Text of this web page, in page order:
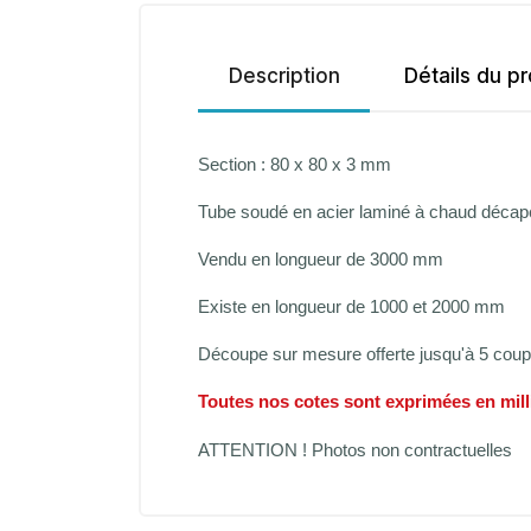
Description Détails du
Section : 80 x 80 x 3 mm
Tube soudé en acier laminé à chaud
Vendu en longueur de 3000 mm
Existe en longueur de 1000 et 2000 mm
Découpe sur mesure offerte jusqu'à 5
Toutes nos cotes sont exprimées en
ATTENTION ! Photos non contractuelles